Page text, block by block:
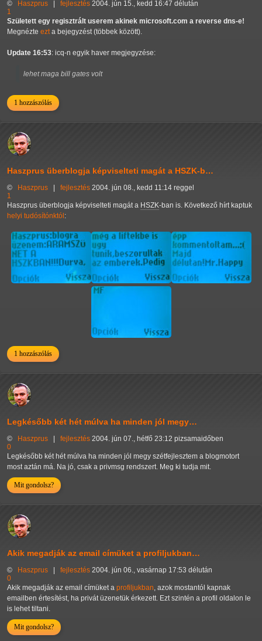
© Haszprus | fejlesztés 2004. jún 15., kedd 16:47 délután
1
Született egy regisztrált userem akinek microsoft.com a reverse dns-e!
Megnézte ezt a bejegyzést (többek között).
Update 16:53: icq-n egyik haver megjegyzése:
lehet maga bill gates volt
1 hozzászólás
Haszprus überblogja képviselteti magát a HSZK-b…
© Haszprus | fejlesztés 2004. jún 08., kedd 11:14 reggel
1
Haszprus überblogja képviselteti magát a HSZK-ban is. Következő hírt kaptuk
helyi tudósítónktól:
1 hozzászólás
Legkésőbb két hét múlva ha minden jól megy…
© Haszprus | fejlesztés 2004. jún 07., hétfő 23:12 pizsamaidőben
0
Legkésőbb két hét múlva ha minden jól megy szétfejlesztem a blogmotort
most aztán má. Na jó, csak a privmsg rendszert. Meg ki tudja mit.
Mit gondolsz?
Akik megadják az email címüket a profiljukban…
© Haszprus fejlesztés 2004. jún 06., vasárnap 17:53 délután
0
Akik megadják az email címüket a profiljukban, azok mostantól kapnak
emailben értesítést, ha privát üzenetük érkezett. Ezt szintén a profil oldalon le
is lehet tiltani.
Mit gondolsz?